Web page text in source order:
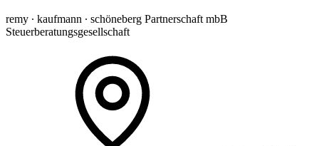
remy ∙ kaufmann ∙ schöneberg Partnerschaft mbB
Steuerberatungsgesellschaft